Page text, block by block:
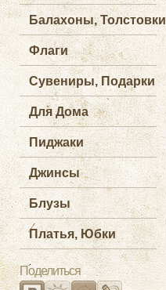
Балахоны, Толстовки
Флаги
Сувениры, Подарки
Для Дома
Пиджаки
Джинсы
Блузы
Платья, Юбки
Поделиться